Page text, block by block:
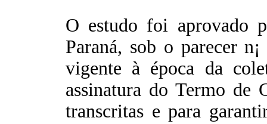
O estudo foi aprovado
Paraná, sob o parecer
vigente à época da
assinatura do Termo de
transcritas e para